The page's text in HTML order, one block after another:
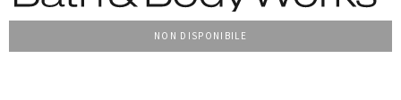
NON DISPONIBILE
Condizioni Generali di venditaPrivacy PolicyCookie PolicyAccessibilità